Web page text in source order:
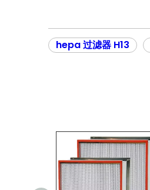
hepa 过滤器 H13